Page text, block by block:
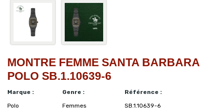
MONTRE FEMME SANTA BARBARA
POLO SB.1.10639-6
Marque :
Polo
Genre :
Femmes
Référence :
SB.1.10639-6